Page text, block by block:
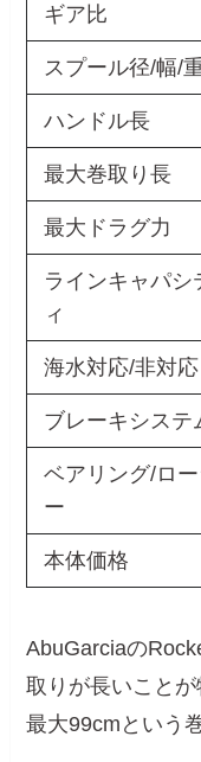
ギア比
スプール径/幅/
ハンドル長
最大巻取り長
最大ドラグ力
ラインキャパシ
ィ
海水対応/非対応
ブレーキシステ
ベアリング/ロー
ー
本体価格
AbuGarciaの
取りが長いこと
最大99cmという